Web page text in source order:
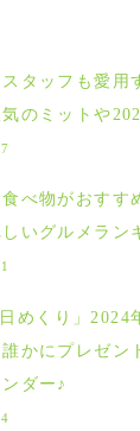
タッフも愛用
のミットや
べ物がおすす
いグルメラン
めくり」2024
誰かにプレゼン
ダー♪